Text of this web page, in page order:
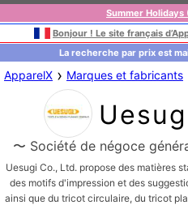
Summer Holidays
Bonjour ! Le site français
La recherche par prix est
ApparelX › Marques et fabricants
〜 Société de négoce
Uesugi Co., Ltd. propose des matières
des motifs d'impression et des
ainsi que du tricot circulaire, du tricot